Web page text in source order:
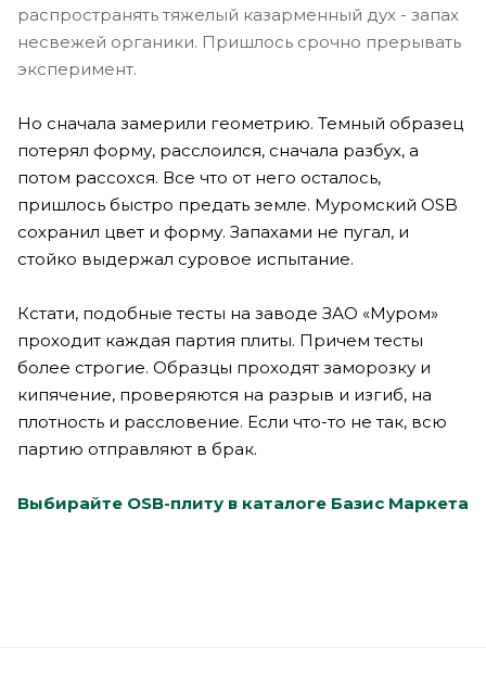
распространять тяжелый казарменный дух - запах
несвежей органики. Пришлось срочно прерывать
эксперимент.
Но сначала замерили геометрию. Темный образец
потерял форму, расслоился, сначала разбух, а
потом рассохся. Все что от него осталось,
пришлось быстро предать земле. Муромский OSB
сохранил цвет и форму. Запахами не пугал, и
стойко выдержал суровое испытание.
Кстати, подобные тесты на заводе ЗАО «Муром»
проходит каждая партия плиты. Причем тесты
более строгие. Образцы проходят заморозку и
кипячение, проверяются на разрыв и изгиб, на
плотность и рассловение. Если что-то не так, всю
партию отправляют в брак.
Выбирайте OSB-плиту в каталоге Базис Маркета